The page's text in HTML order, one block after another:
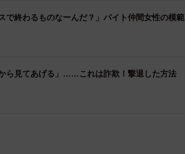
動車（白ナンバー）は、原則として、有償で運
要するときを除き、例外的にこれを行うために
きことが定められている。
らは、「完全に『白タク』ですね」といった声が
で終わるものなーんだ？」バイト仲間女性の模範
ら見てあげる」……これは詐欺！撃退した方法